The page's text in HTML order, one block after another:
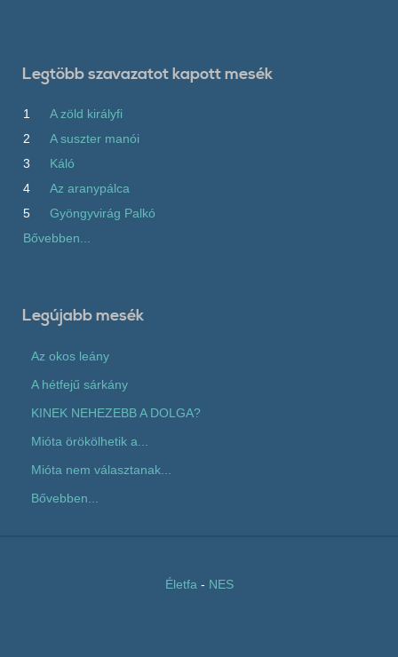
Legtöbb szavazatot kapott mesék
1
A zöld királyfi
2
A suszter manói
3
Káló
4
Az aranypálca
5
Gyöngyvirág Palkó
Bővebben...
Legújabb mesék
Az okos leány
A hétfejű sárkány
KINEK NEHEZEBB A DOLGA?
Mióta örökölhetik a...
Mióta nem választanak...
Bővebben...
Életfa - NES